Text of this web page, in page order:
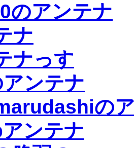
のアンテナ
ナ
ナっす
ンテナ
の
ンテナ